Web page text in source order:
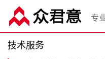
专
技术服务